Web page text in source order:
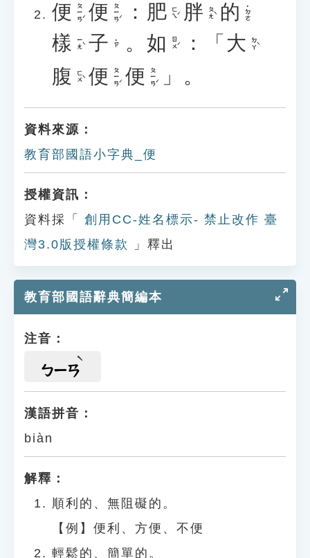
便 ㄆㄧㄢˊ 便 ㄆㄧㄢˊ ： 肥 ㄈㄟˊ 胖 ㄆㄤˋ 的 ˙ㄉㄜ
樣 ㄧㄤˋ 子 ˙ㄗ 。 如 ㄖㄨˊ ：「 大 ㄉㄚˋ
腹 ㄈㄨˋ 便 ㄆㄧㄢˊ 便 ㄆㄧㄢˊ 」。
資料來源：
教育部國語小字典_便
授權資訊：
資料採「
創用CC-姓名標示- 禁止改作 臺
灣3.0版授權條款
」釋出
教育部國語辭典簡編本
注音：
ㄅㄧㄢ
漢語拼音：
biàn
解釋：
順利的、無阻礙的。
【例】便利、方便、不便
輕鬆的、簡單的。